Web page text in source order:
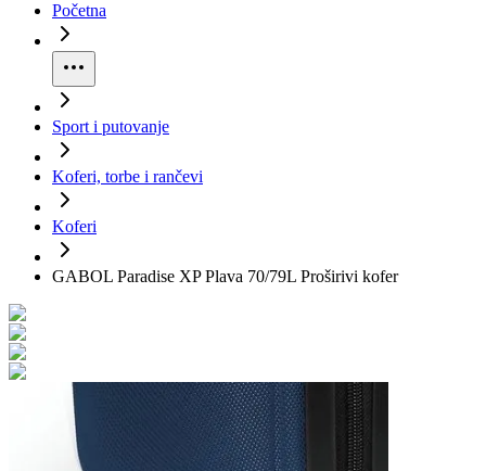
Početna
Sport i putovanje
Koferi, torbe i rančevi
Koferi
GABOL Paradise XP Plava 70/79L Proširivi kofer